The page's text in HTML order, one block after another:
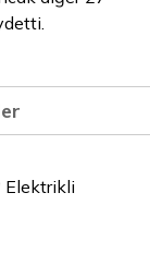
Elektrikli